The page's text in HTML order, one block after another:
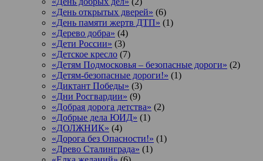
«День открытых дверей» (6)
«День памяти жертв ДТП» (1)
«Дерево добра» (4)
«Дети России» (3)
«Детское кресло (7)
«Детям Подмосковья – безопасные дороги» (2)
«Детям-безопасные дороги!» (1)
«Диктант Победы» (3)
«Дни Росгвардии» (9)
«Добрая дорога детства» (2)
«Добрые дела ЮИД» (1)
«ДОЛЖНИК» (4)
«Дорога без Опасности!» (1)
«Древо Сталинграда» (1)